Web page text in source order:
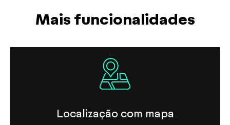
Mais funcionalidades
Localização com mapa